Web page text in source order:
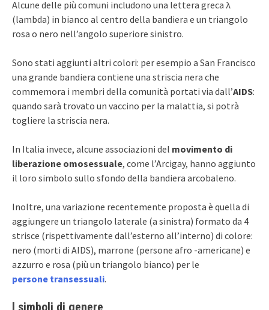
Alcune delle più comuni includono una lettera greca λ
(lambda) in bianco al centro della bandiera e un triangolo
rosa o nero nell’angolo superiore sinistro.
Sono stati aggiunti altri colori: per esempio a San Francisco
una grande bandiera contiene una striscia nera che
commemora i membri della comunità portati via dall’AIDS:
quando sarà trovato un vaccino per la malattia, si potrà
togliere la striscia nera.
In Italia invece, alcune associazioni del movimento di
liberazione omosessuale, come l’Arcigay, hanno aggiunto
il loro simbolo sullo sfondo della bandiera arcobaleno.
Inoltre, una variazione recentemente proposta è quella di
aggiungere un triangolo laterale (a sinistra) formato da 4
strisce (rispettivamente dall’esterno all’interno) di colore:
nero (morti di AIDS), marrone (persone afro -americane) e
azzurro e rosa (più un triangolo bianco) per le
persone transessuali.
I simboli di genere